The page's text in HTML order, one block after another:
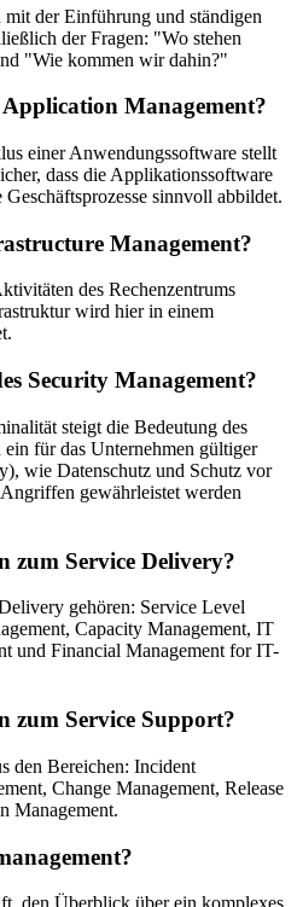
der Einführung und ständigen
der Fragen: "Wo stehen
"Wie kommen wir dahin?"
Application Management?
einer Anwendungssoftware stellt
dass die Applikationssoftware
sinnvoll abbildet.
Management?
des Rechenzentrums
wird hier in einem
Security Management?
steigt die Bedeutung des
für das Unternehmen gültiger
wie Datenschutz und Schutz vor
gewährleistet werden
zum Service Delivery?
gehören: Service Level
Capacity Management, IT
und Financial Management for IT-
zum Service Support?
den Bereichen: Incident
Change Management, Release
Management.